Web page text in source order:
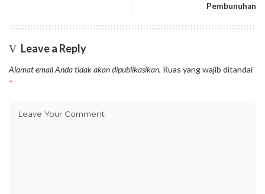
Pembunuhan
Leave a Reply
Alamat email Anda tidak akan dipublikasikan. Ruas yang wajib ditandai
*